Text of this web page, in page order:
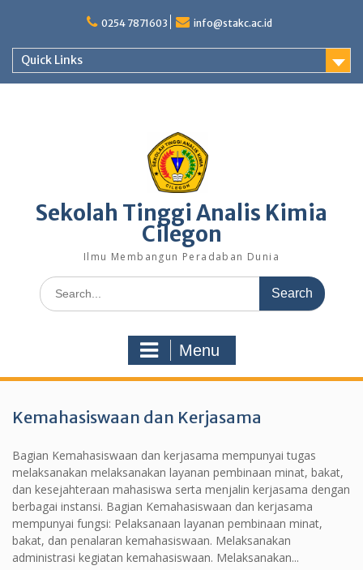
0254 7871603 info@stakc.ac.id
Quick Links
Sekolah Tinggi Analis Kimia
Cilegon
Ilmu Membangun Peradaban Dunia
Search
for:
Menu
Kemahasiswaan dan Kerjasama
Bagian Kemahasiswaan dan kerjasama mempunyai tugas
melaksanakan melaksanakan layanan pembinaan minat, bakat,
dan kesejahteraan mahasiswa serta menjalin kerjasama dengan
berbagai instansi. Bagian Kemahasiswaan dan kerjasama
mempunyai fungsi: Pelaksanaan layanan pembinaan minat,
bakat, dan penalaran kemahasiswaan. Melaksanakan
administrasi kegiatan kemahasiswaan. Melaksanakan...